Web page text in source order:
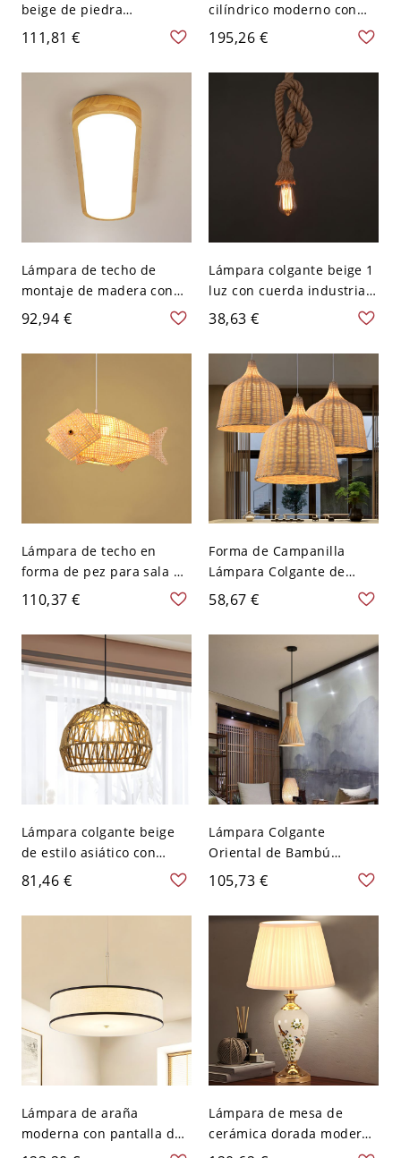
beige de piedra
sinterizada, 110V-120V, 3"
111,81 €
cilíndrico moderno con
cableado duro, tono beige
y pantalla de piedra para
uso en interiores - 110 A
120 V Abajo
195,26 €
Lámpara de techo de
montaje de madera con
luz LED estilo japonés
para dormitorio - 110 A
120 V 64,77 cm Blanco Un
92,94 €
Lámpara colgante beige 1
luz con cuerda industrial -
110 A 120 V Beige 1
38,63 €
Lámpara de techo en
forma de pez para sala de
té, de bambú con un solo
foco estilo asiático
colgante en color beige -
110 A 120 V Beige 45,72
cm
110,37 €
Forma de Campanilla
Lámpara Colgante de
Bambú en Beige Luz
Suspendida 1 Cabeza
Estilo Asia - Beige 110 A
120 V 25,4 cm
58,67 €
Lámpara colgante beige
de estilo asiático con
forma de cúpula de ratán
para restaurante
81,46 €
Lámpara Colgante
Oriental de Bambú
Iluminación Pendiente
Cónica 1 Cabeza para
Comedor - Beige 110 A
120 V 40,64 cm
105,73 €
Lámpara de araña
moderna con pantalla de
tela beige y negra,
Lámpara de mesa de
cerámica dorada moderna
con diseño geométrico y